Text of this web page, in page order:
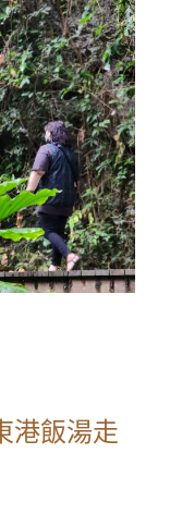
港飯湯走